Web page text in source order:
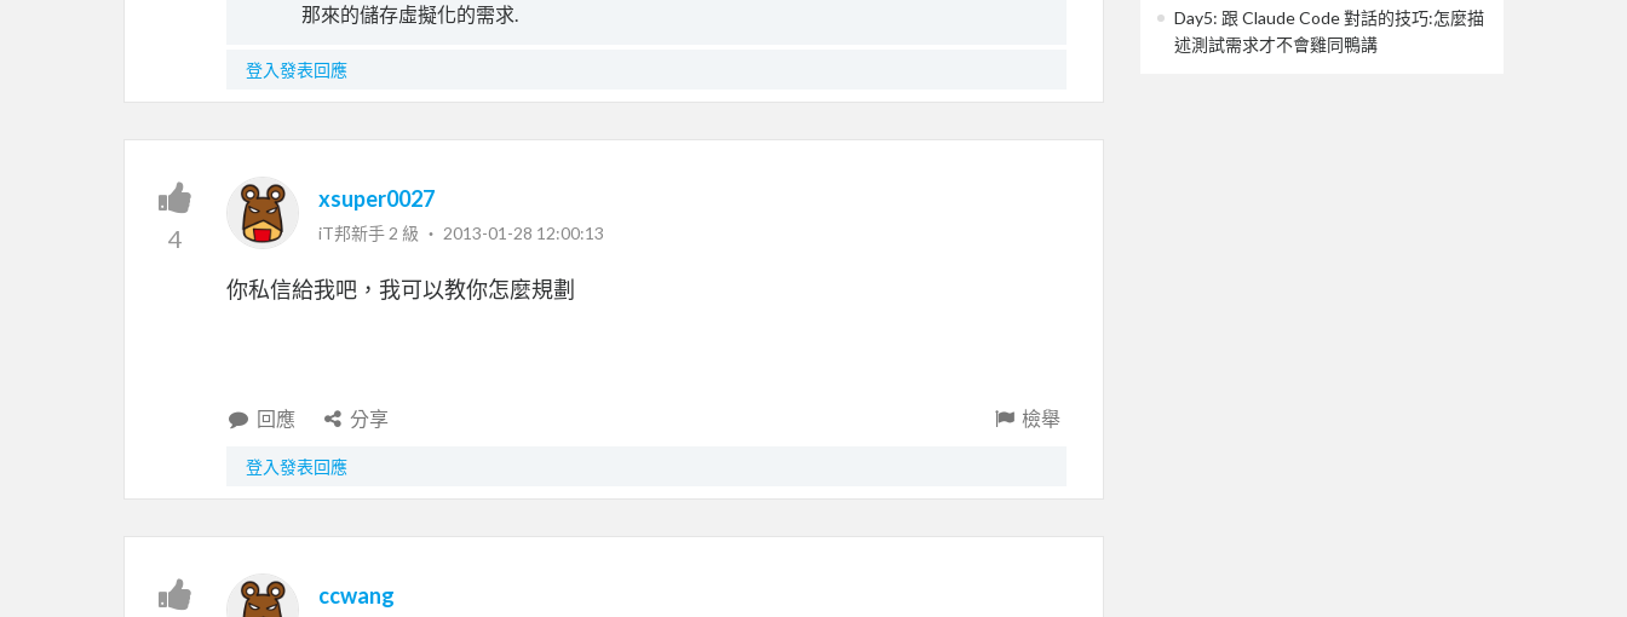
那來的儲存虛擬化的需求.
登入發表回應
4
xsuper0027
iT邦新手 2 級 ‧ 2013-01-28 12:00:13
你私信給我吧，我可以教你怎麼規劃
回應 分享 檢舉
登入發表回應
ccwang
Day5: 跟 Claude Code 對話的技巧:怎麼描
述測試需求才不會雞同鴨講